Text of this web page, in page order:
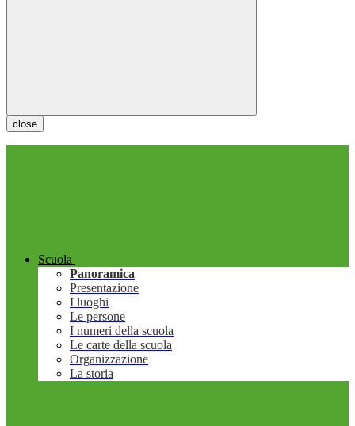
close
Scuola
Panoramica
Presentazione
I luoghi
Le persone
I numeri della scuola
Le carte della scuola
Organizzazione
La storia